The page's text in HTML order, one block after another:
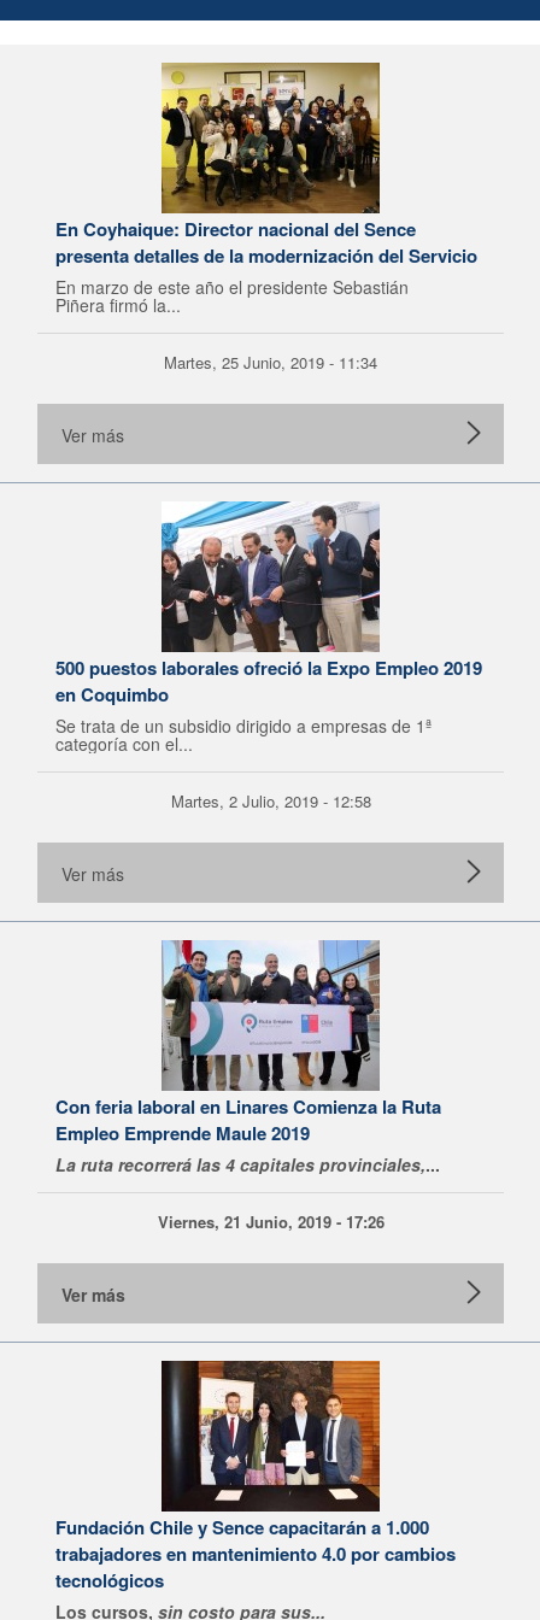
En Coyhaique: Director nacional del Sence
presenta detalles de la modernización del Servicio
En marzo de este año el presidente Sebastián
Piñera firmó la...
Martes, 25 Junio, 2019 - 11:34
Ver más
500 puestos laborales ofreció la Expo Empleo 2019
en Coquimbo
Se trata de un subsidio dirigido a empresas de 1ª
categoría con el...
Martes, 2 Julio, 2019 - 12:58
Ver más
Con feria laboral en Linares Comienza la Ruta
Empleo Emprende Maule 2019
La ruta recorrerá las 4 capitales provinciales,...
Viernes, 21 Junio, 2019 - 17:26
Ver más
Fundación Chile y Sence capacitarán a 1.000
trabajadores en mantenimiento 4.0 por cambios
tecnológicos
Los cursos, sin costo para sus...